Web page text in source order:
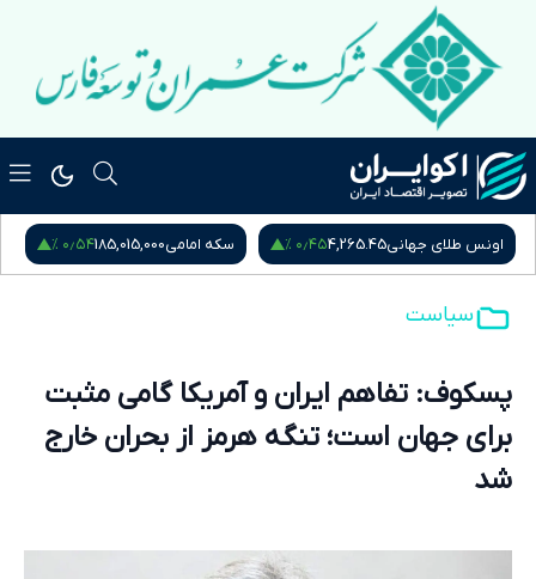
سکه امامی185,015,000۰٫۵۴ % سکه بهار آزادی181,870,000۰٫۱۲ %
سیاست
پسکوف: تفاهم ایران و آمریکا گامی مثبت
برای جهان است؛ تنگه هرمز از بحران خارج
شد